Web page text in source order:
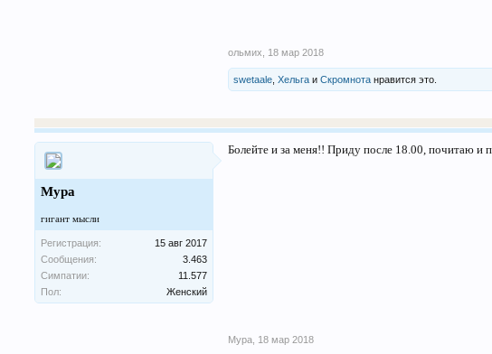
ольмих 18 мар 2018
swetaale ,Хельга иСкромнота нравится это.
Мура
гигант мысли
Регистрация:
15 авг 2017
Сообщения:
3.463
Симпатии:
11.577
Пол:
Женский
Болейте и за меня!! Приду после 18.00, почитаю и
Мура 18 мар 2018